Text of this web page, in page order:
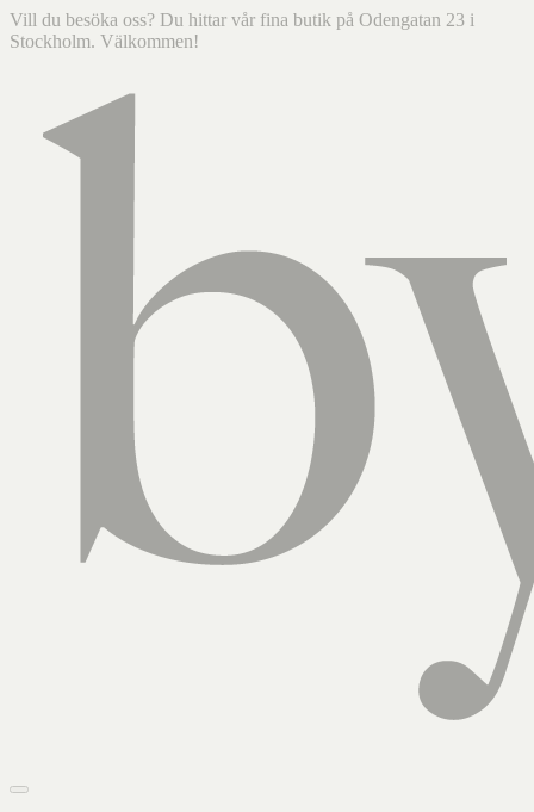
Vill du besöka oss? Du hittar vår fina butik på Odengatan 23 i
Stockholm. Välkommen!